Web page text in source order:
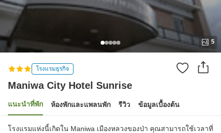
5
โรงแรมธุรกิจ
Maniwa City Hotel Sunrise
แนะนำที่พัก ห้องพักและแพลนพัก รีวิว ข้อมูลเบื้องต้น
โรงแรมแห่งนี้เกิดใน Maniwa เมืองหลวงของป่า คุณสามารถใช้เวลาที่